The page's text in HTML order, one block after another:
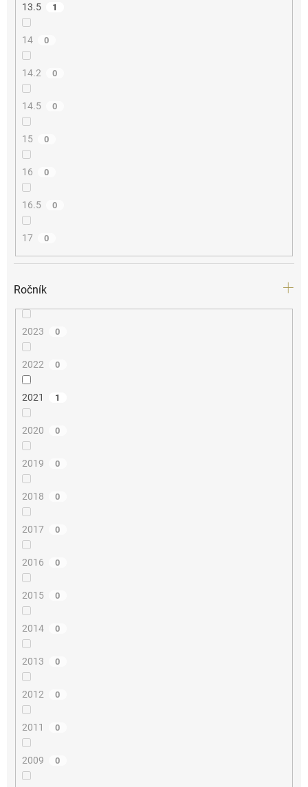
13.5 1
14 0
14.2 0
14.5 0
15 0
16 0
16.5 0
17 0
Ročník
2023 0
2022 0
2021 1
2020 0
2019 0
2018 0
2017 0
2016 0
2015 0
2014 0
2013 0
2012 0
2011 0
2009 0